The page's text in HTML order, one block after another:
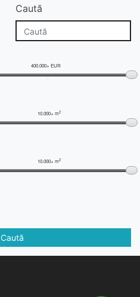
Caută
400.000+ EUR
10.000+ m2
10.000+ m2
Caută